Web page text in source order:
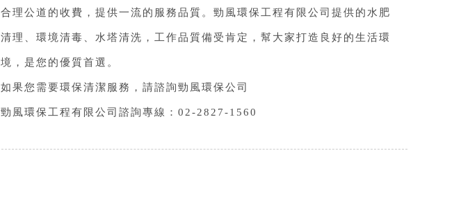
合理公道的收費，提供一流的服務品質。勁風環保工程有限公司提供的水肥
清理、環境清毒、水塔清洗，工作品質備受肯定，幫大家打造良好的生活環
境，是您的優質首選。
如果您需要環保清潔服務，請諮詢勁風環保公司
勁風環保工程有限公司諮詢專線：02-2827-1560